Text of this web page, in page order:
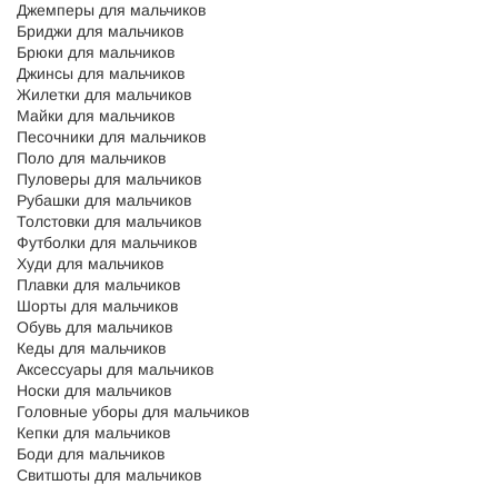
Джемперы для мальчиков
Бриджи для мальчиков
Брюки для мальчиков
Джинсы для мальчиков
Жилетки для мальчиков
Майки для мальчиков
Песочники для мальчиков
Поло для мальчиков
Пуловеры для мальчиков
Рубашки для мальчиков
Толстовки для мальчиков
Футболки для мальчиков
Худи для мальчиков
Плавки для мальчиков
Шорты для мальчиков
Обувь для мальчиков
Кеды для мальчиков
Аксессуары для мальчиков
Носки для мальчиков
Головные уборы для мальчиков
Кепки для мальчиков
Боди для мальчиков
Свитшоты для мальчиков